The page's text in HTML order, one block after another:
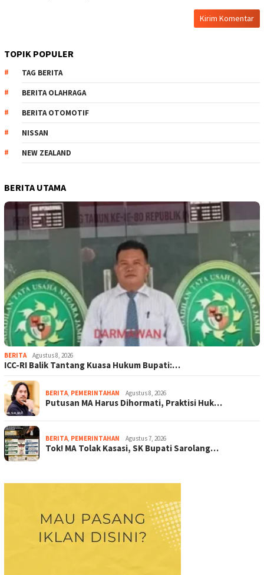
TOPIK POPULER
TAG BERITA
BERITA OLAHRAGA
BERITA OTOMOTIF
NISSAN
NEW ZEALAND
BERITA UTAMA
BERITA Agustus 8, 2026
ICC-RI Balik Tantang Kuasa Hukum Bupati:…
BERITA PEMERINTAHAN Agustus 8, 2026
Putusan MA Harus Dihormati, Praktisi Huk…
BERITA PEMERINTAHAN Agustus 7, 2026
Tok! MA Tolak Kasasi, SK Bupati Sarolang…